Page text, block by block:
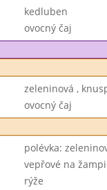
kedluben
ovocný čaj
zeleninová ,
ovocný čaj
polévka:
vepřové na
rýže